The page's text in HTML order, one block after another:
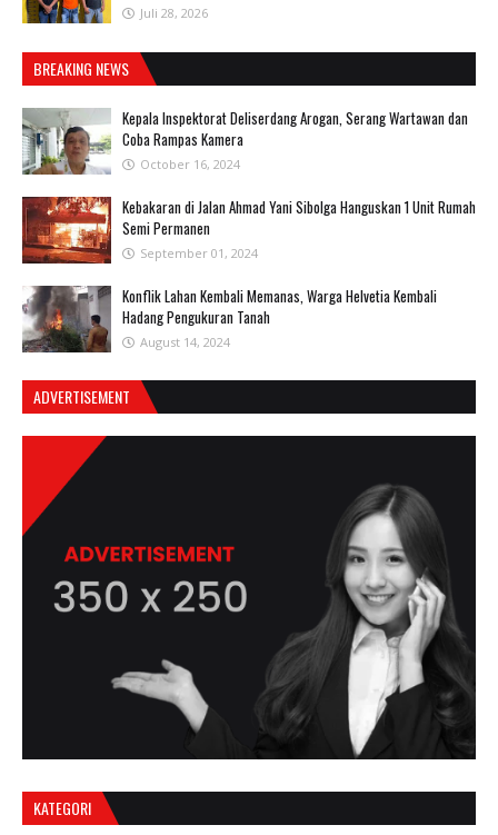
Juli 28, 2026
BREAKING NEWS
Kepala Inspektorat Deliserdang Arogan, Serang Wartawan dan
Coba Rampas Kamera
October 16, 2024
Kebakaran di Jalan Ahmad Yani Sibolga Hanguskan 1 Unit Rumah
Semi Permanen
September 01, 2024
Konflik Lahan Kembali Memanas, Warga Helvetia Kembali
Hadang Pengukuran Tanah
August 14, 2024
ADVERTISEMENT
KATEGORI